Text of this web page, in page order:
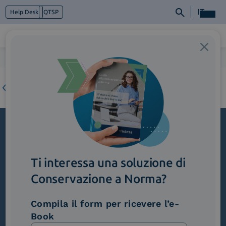
Help Desk QTSP IT
Cosa facciamo
1_TracciabilitaEvisibilita
Iscriviti alla newsletter
Novità, iniziative ed eventi dal mondo della
trasformazione digitale.
Ti interessa una soluzione di
Conservazione a Norma?
Compila il form per ricevere l’e-
Book